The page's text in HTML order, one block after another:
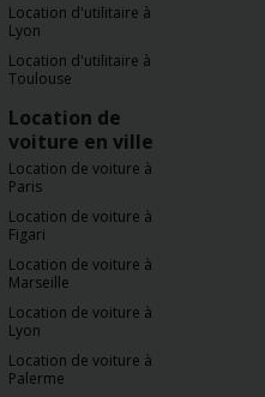
Location d'utilitaire à
Lyon
Location d'utilitaire à
Toulouse
Location de
voiture en ville
Location de voiture à
Paris
Location de voiture à
Figari
Location de voiture à
Marseille
Location de voiture à
Lyon
Location de voiture à
Palerme